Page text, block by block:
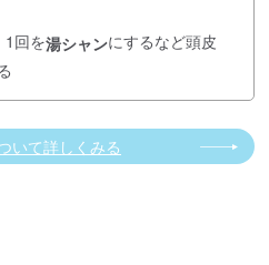
1回を湯シャンにするなど頭皮
いて詳しくみる